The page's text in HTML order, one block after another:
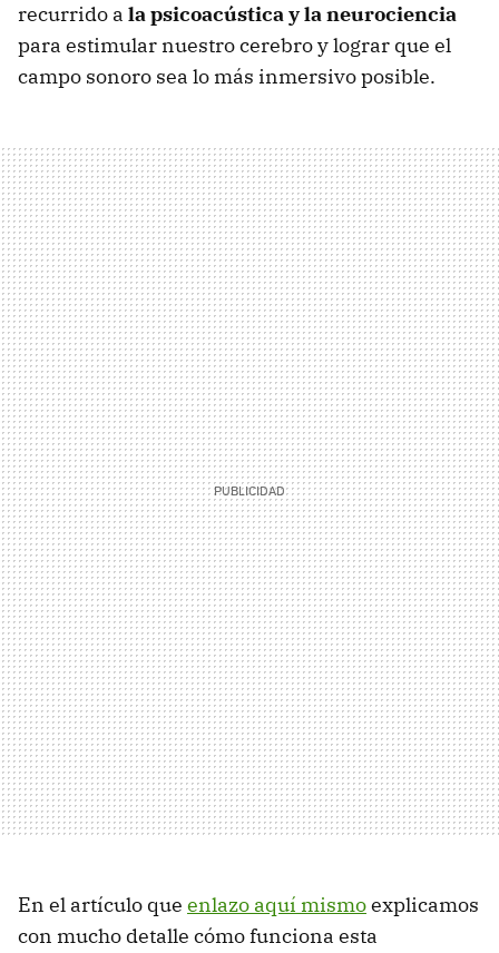
recurrido a la psicoacústica y la neurociencia
para estimular nuestro cerebro y lograr que el
campo sonoro sea lo más inmersivo posible.
En el artículo que enlazo aquí mismoexplicamos
con mucho detalle cómo funciona esta